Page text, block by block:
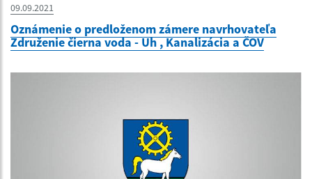
09.09.2021
Oznámenie o predloženom zámere navrhovateľa
Združenie čierna voda - Uh , Kanalizácia a ČOV